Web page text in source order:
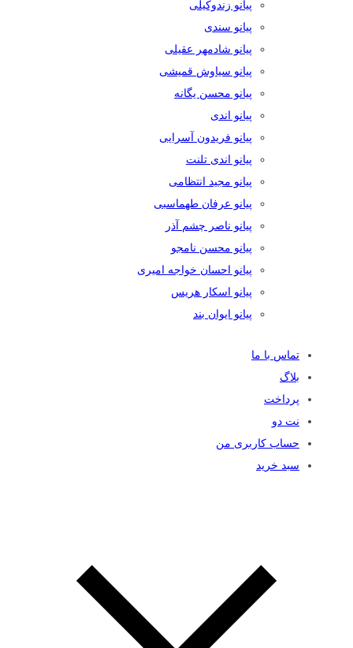
پیانو زندوکیلی
پیانو سندی
پیانو شادمهر عقیلی
پیانو سیاوش قمیشی
پیانو محسن یگانه
پیانو اندی
پیانو فریدون آسرایی
پیانو اندی تلنت
پیانو مجید انتظامی
پیانو عرفان طهماسبی
پیانو ناصر چشم آذر
پیانو محسن نامجو
پیانو احسان خواجه امیری
پیانو اسکار هریس
پیانو ایوان بند
تماس با ما
بلاگ
پرداخت
نت دو
حساب کاربری من
سبد خرید